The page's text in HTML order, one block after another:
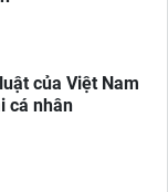
của Việt Nam
cá nhân